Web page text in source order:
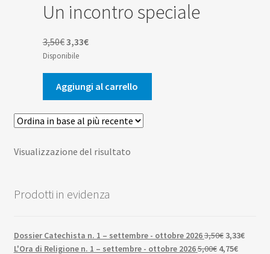
Un incontro speciale
3,50€ Il
prezzo
originale
era:
3,50€.
3,33€Il
attuale
è:
3,33€.
Disponibile
Aggiungi al carrello
Visualizzazione del risultato
Prodotti in evidenza
Dossier Catechista n. 1 – settembre - ottobre 20263,50€ Il
prezzo
3,33€Il
L'Ora di Religione n. 1 – settembre - ottobre 20265,00€ Il4,75€Il